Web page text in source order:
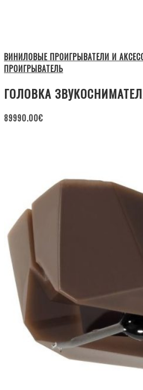
ВИНИЛОВЫЕ ПРОИГРЫВАТЕЛИ И
ПРОИГРЫВАТЕЛЬ
ГОЛОВКА
89990.00€